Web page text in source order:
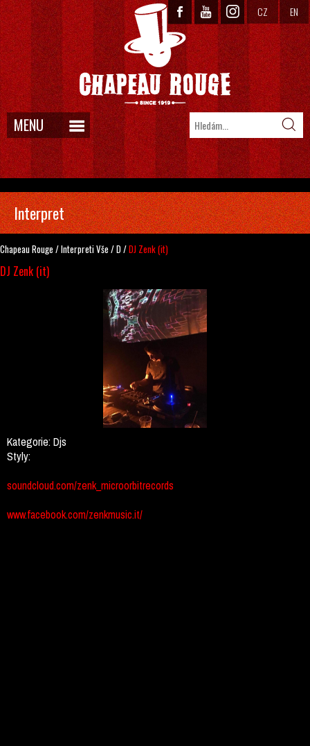
CZ EN
MENU
Interpret
Chapeau Rouge /InterpretiVše /D/DJ Zenk (it)
DJ Zenk (it)
Kategorie:Djs
Styly:
soundcloud.com/zenk_microorbitrecords
www.facebook.com/zenkmusic.it/